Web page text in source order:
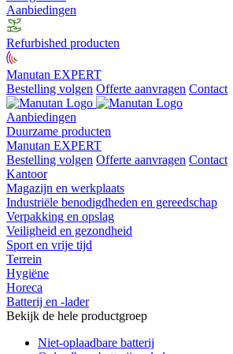
Aanbiedingen
Refurbished producten
Manutan EXPERT
Bestelling volgen Offerte aanvragen Contact
Aanbiedingen
Duurzame producten
Manutan EXPERT
Bestelling volgen Offerte aanvragen Contact
Kantoor
Magazijn en werkplaats
Industriële benodigdheden en gereedschap
Verpakking en opslag
Veiligheid en gezondheid
Sport en vrije tijd
Terrein
Hygiëne
Horeca
Batterij en -lader
Bekijk de hele productgroep
Niet-oplaadbare batterij